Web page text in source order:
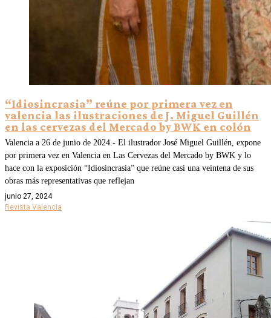
“Idiosincrasia” reúne por primera vez en
valencia las ilustraciones de J. Miguel Guillén
en las cervezas del Mercado by BWK en colón
Valencia a 26 de junio de 2024.- El ilustrador José Miguel Guillén, expone
por primera vez en Valencia en Las Cervezas del Mercado by BWK y lo
hace con la exposición “Idiosincrasia” que reúne casi una veintena de sus
obras más representativas que reflejan
junio 27, 2024
Revista Valencia